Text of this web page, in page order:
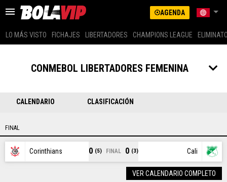
AGENDA
FICHAJES
LIBERTADORES
CHAMPIONS LEAGUE
US LATINO (SPANISH)
BRASIL
US EDITION (ENG)
CHILE
LO MÁS VISTO FICHAJES LIBERTADORES CHAMPIONS LEAGUE
CONMEBOL LIBERTADORES FEMENINA
CALENDARIO CLASIFICACIÓN
FINAL
Corinthians 0 (5) FINAL 0 (3) Cali
VER CALENDARIO COMPLETO